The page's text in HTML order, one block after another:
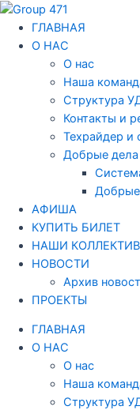
Перейти
содержимому
ГЛАВНАЯ
О НАС
О нас
Наша
Структура
Контакты и
Техрайдер и
Добрые дела
АФИША
КУПИТЬ БИЛЕТ
НАШИ
НОВОСТИ
Архив
ПРОЕКТЫ
ГЛАВНАЯ
О НАС
О нас
Наша
Структура
Навигация
записям